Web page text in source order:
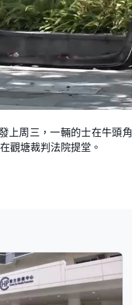
上周三，一輛的士在牛頭角
觀塘裁判法院提堂。